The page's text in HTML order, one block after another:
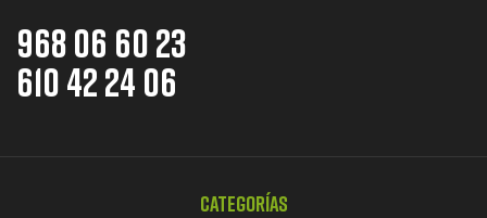
968 06 60 23
610 42 24 06
Categorías